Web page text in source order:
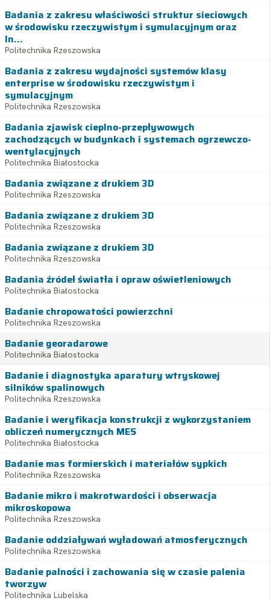
Badania z zakresu właściwości struktur sieciowych
w środowisku rzeczywistym i symulacyjnym oraz
In...
Politechnika Rzeszowska
Badania z zakresu wydajności systemów klasy
enterprise w środowisku rzeczywistym i
symulacyjnym
Politechnika Rzeszowska
Badania zjawisk cieplno-przepływowych
zachodzących w budynkach i systemach ogrzewczo-
wentylacyjnych
Politechnika Białostocka
Badania związane z drukiem 3D
Politechnika Rzeszowska
Badania związane z drukiem 3D
Politechnika Rzeszowska
Badania związane z drukiem 3D
Politechnika Rzeszowska
Badania źródeł światła i opraw oświetleniowych
Politechnika Białostocka
Badanie chropowatości powierzchni
Politechnika Rzeszowska
Badanie georadarowe
Politechnika Białostocka
Badanie i diagnostyka aparatury wtryskowej
silników spalinowych
Politechnika Rzeszowska
Badanie i weryfikacja konstrukcji z wykorzystaniem
obliczeń numerycznych MES
Politechnika Białostocka
Badanie mas formierskich i materiałów sypkich
Politechnika Rzeszowska
Badanie mikro i makrotwardości i obserwacja
mikroskopowa
Politechnika Rzeszowska
Badanie oddziaływań wyładowań atmosferycznych
Politechnika Rzeszowska
Badanie palności i zachowania się w czasie palenia
tworzyw
Politechnika Lubelska